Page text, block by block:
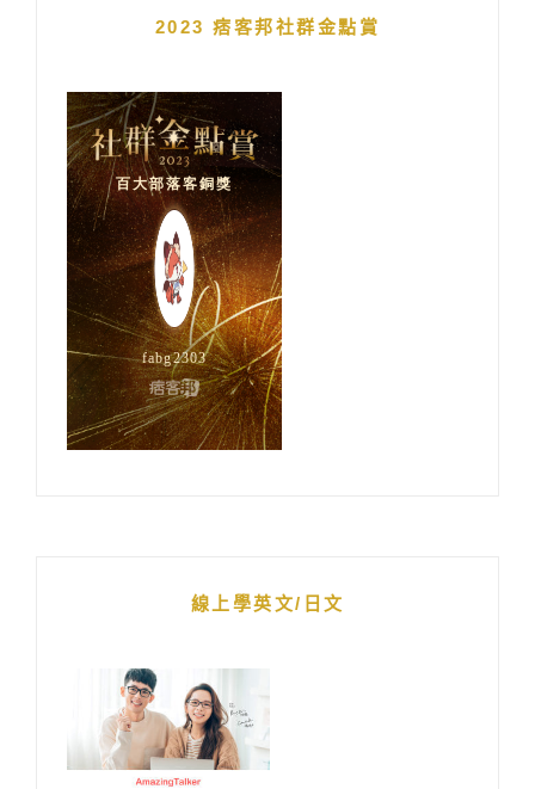
2023 痞客邦社群金點賞
線上學英文/日文